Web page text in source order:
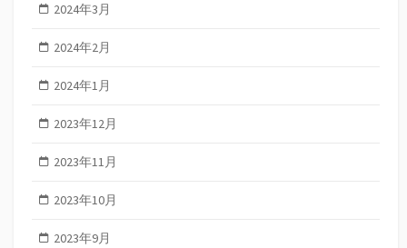
2024年3月
2024年2月
2024年1月
2023年12月
2023年11月
2023年10月
2023年9月